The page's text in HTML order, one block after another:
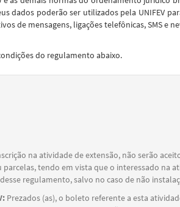
dados poderão ser utilizados pela UNIFEV
de mensagens, ligações telefônicas, SMS e
do regulamento abaixo.
na atividade de extensão, não serão
tendo em vista que o interessado na
regulamento, salvo no caso de não
Prezados (as), o boleto referente a esta